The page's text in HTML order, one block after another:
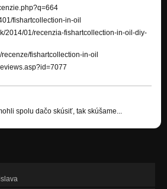
fishartcollection-in-oil
2014/01/recenzia-fishartcollection-in-oil-diy-
fishartcollection-in-oil
spolu dačo skúsiť, tak skúšame...